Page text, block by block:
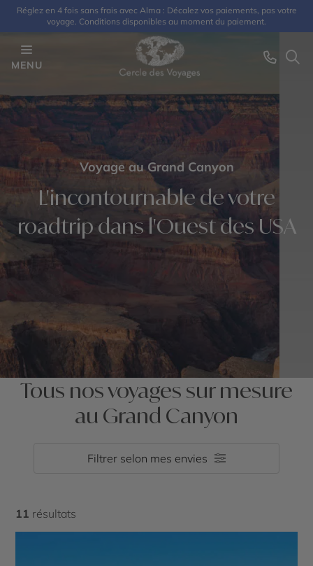
Réglez en 4 fois sans frais avec Alma : Décalez vos paiements, pas votre
voyage. Conditions disponibles au moment du paiement.
MENU
Voyage au Grand Canyon
L'incontournable de votre
roadtrip dans l'Ouest des USA
Tous nos voyages sur mesure
au Grand Canyon
Filtrer selon mes envies
11 résultats